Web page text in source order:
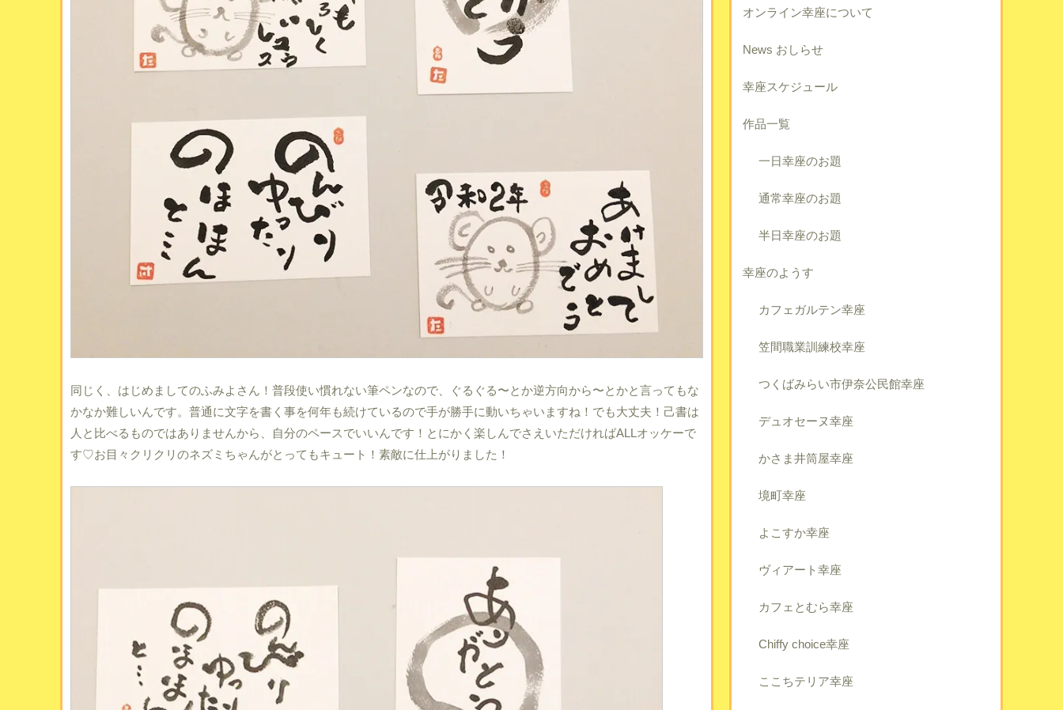
同じく、はじめましてのふみよさん！普段使い慣れない筆ペンなので、ぐるぐる〜とか逆方向から〜とかと言ってもな
かなか難しいんです。普通に文字を書く事を何年も続けているので手が勝手に動いちゃいますね！でも大丈夫！己書は
人と比べるものではありませんから、自分のペースでいいんです！とにかく楽しんでさえいただければALLオッケーで
す♡お目々クリクリのネズミちゃんがとってもキュート！素敵に仕上がりました！
オンライン幸座について
News おしらせ
幸座スケジュール
作品一覧
一日幸座のお題
通常幸座のお題
半日幸座のお題
幸座のようす
カフェガルテン幸座
笠間職業訓練校幸座
つくばみらい市伊奈公民館幸座
デュオセーヌ幸座
かさま井筒屋幸座
境町幸座
よこすか幸座
ヴィアート幸座
カフェとむら幸座
Chiffy choice幸座
ここちテリア幸座